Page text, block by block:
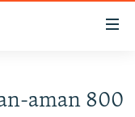
aman 800